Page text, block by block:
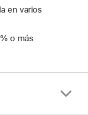
en varios
o más